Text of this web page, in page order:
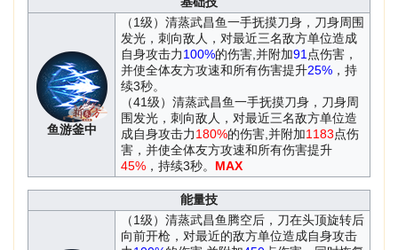
鱼游釜中
（1级）清蒸武昌鱼一手抚摸刀身，刀身周围
发光，刺向敌人，对最近三名敌方单位造成
自身攻击力100%的伤害,并附加91 点伤害，
并使全体友方攻速和所有伤害提升25%，持
续3秒。
（41级）清蒸武昌鱼一手抚摸刀身，刀身周
围发光，刺向敌人，对最近三名敌方单位造
成自身攻击力180%的伤害,并附加1183点伤
害，并使全体友方攻速和所有伤害提升
45%，持续3秒。 MAX
能量技
（1级）清蒸武昌鱼腾空后，刀在头顶旋转后
向前开枪，对最近的敌方单位造成自身攻击